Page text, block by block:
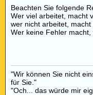
Beachten Sie folgende
Wer viel arbeitet, macht
wer nicht arbeitet, macht
Wer keine Fehler macht,
"Wir können Sie nicht
für Sie."
"Och... das würde mir